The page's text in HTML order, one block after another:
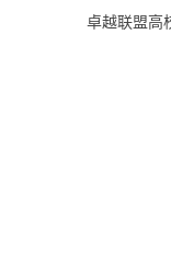
卓越联盟高